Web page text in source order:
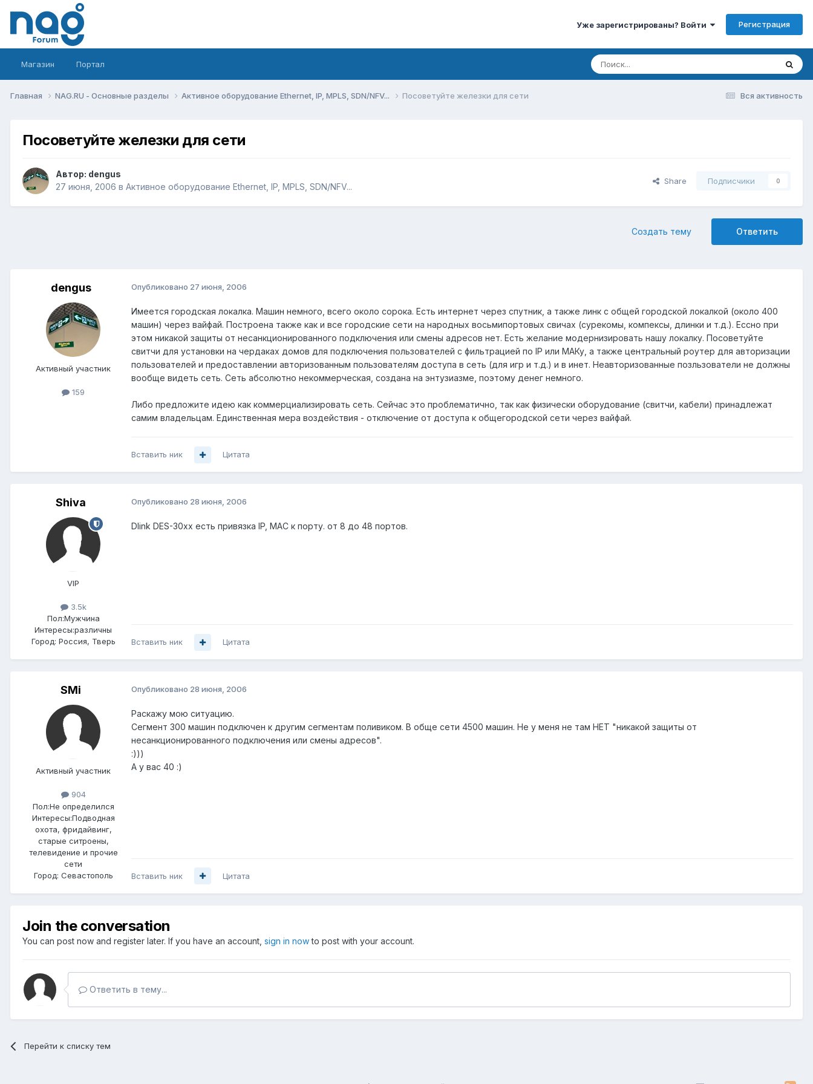
Уже зарегистрированы? Войти Регистрация
Магазин Портал
Вся активность
Главная NAG.RU - Основные разделы Активное оборудование Ethernet, IP, MPLS, SDN/NFV... Посоветуйте железки для сети
Посоветуйте железки для сети
Автор: dengus
27 июня, 2006 в Активное оборудование Ethernet, IP, MPLS, SDN/NFV...
Share Подписчики 0
Ответить
Создать тему
dengus
Активный участник
159
Опубликовано 27 июня, 2006
Имеется городская локалка. Машин немного, всего около сорока. Есть интернет через спутник, а также линк с общей городской локалкой (около 400
машин) через вайфай. Построена также как и все городские сети на народных восьмипортовых свичах (сурекомы, компексы, длинки и т.д.). Ессно при
этом никакой защиты от несанкционированного подключения или смены адресов нет. Есть желание модернизировать нашу локалку. Посоветуйте
свитчи для установки на чердаках домов для подключения пользователей с фильтрацией по IP или МАКу, а также центральный роутер для авторизации
пользователей и предоставлении авторизованным пользователям доступа в сеть (для игр и т.д.) и в инет. Неавторизованные позльзователи не должны
вообще видеть сеть. Сеть абсолютно некоммерческая, создана на энтузиазме, поэтому денег немного.
Либо предложите идею как коммерциализировать сеть. Сейчас это проблематично, так как физически оборудование (свитчи, кабели) принадлежат
самим владельцам. Единственная мера воздействия - отключение от доступа к общегородской сети через вайфай.
Вставить ник Цитата
Shiva
VIP
3.5k
Пол:Мужчина
Интересы:различны
Город: Россия, Тверь
Опубликовано 28 июня, 2006
Dlink DES-30xx есть привязка IP, MAC к порту. от 8 до 48 портов.
Вставить ник Цитата
SMi
Активный участник
904
Пол:Не определился
Интересы:Подводная
охота, фридайвинг,
старые ситроены,
телевидение и прочие
сети
Город: Севастополь
Опубликовано 28 июня, 2006
Раскажу мою ситуацию.
Сегмент 300 машин подключен к другим сегментам поливиком. В обще сети 4500 машин. Не у меня не там НЕТ "никакой защиты от
несанкционированного подключения или смены адресов".
:)))
А у вас 40 :)
Вставить ник Цитата
Join the conversation
You can post now and register later. If you have an account, sign in nowto post with your account.
Ответить в тему...
Перейти к списку тем